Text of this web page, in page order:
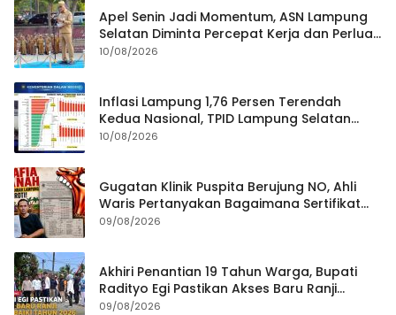
Apel Senin Jadi Momentum, ASN Lampung
Selatan Diminta Percepat Kerja dan Perluas
Gerakan HELAU
10/08/2026
Inflasi Lampung 1,76 Persen Terendah
Kedua Nasional, TPID Lampung Selatan
Fokus Jaga Harga Kebutuhan Pokok
10/08/2026
Gugatan Klinik Puspita Berujung NO, Ahli
Waris Pertanyakan Bagaimana Sertifikat
Hasil Produk Unjuk Rasa Jadi Agunan Bank
09/08/2026
Akhiri Penantian 19 Tahun Warga, Bupati
Radityo Egi Pastikan Akses Baru Ranji
Diperbaiki Tahun Ini
09/08/2026